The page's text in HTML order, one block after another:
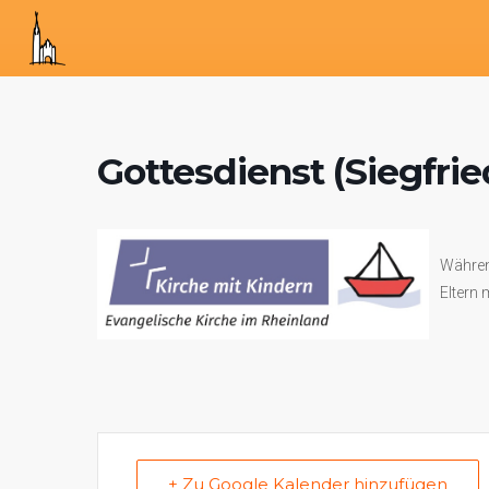
Gottesdienst
Eltern
+ Zu Google Kalender hinzufügen